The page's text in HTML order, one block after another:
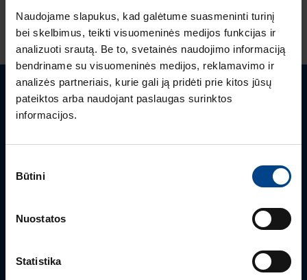
Naudojame slapukus, kad galėtume suasmeninti turinį
bei skelbimus, teikti visuomeninės medijos funkcijas ir
analizuoti srautą. Be to, svetainės naudojimo informaciją
bendriname su visuomeninės medijos, reklamavimo ir
analizės partneriais, kurie gali ją pridėti prie kitos jūsų
pateiktos arba naudojant paslaugas surinktos
informacijos.
pasirinkimas
Būtini
Nuostatos
Statistika
Turite klausimų? Susisiekite